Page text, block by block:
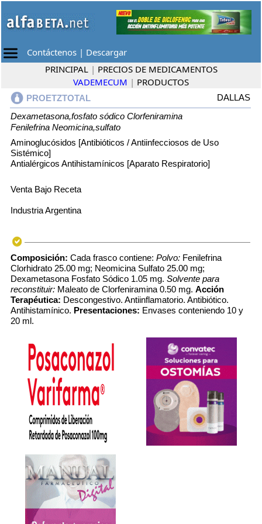
Contáctenos | Descargar
PRINCIPAL | PRECIOS DE MEDICAMENTOS
VADEMECUM | PRODUCTOS
PROETZTOTAL
DALLAS
Dexametasona,fosfato sódico Clorfeniramina
Fenilefrina Neomicina,sulfato
Aminoglucósidos [Antibióticos / Antiinfecciosos de Uso
Sistémico]
Antialérgicos Antihistamínicos [Aparato Respiratorio]
Venta Bajo Receta
Industria Argentina
Composición: Cada frasco contiene: Polvo: Fenilefrina
Clorhidrato 25.00 mg; Neomicina Sulfato 25.00 mg;
Dexametasona Fosfato Sódico 1.05 mg. Solvente para
reconstituir: Maleato de Clorfeniramina 0.50 mg. Acción
Terapéutica: Descongestivo. Antiinflamatorio. Antibiótico.
Antihistamínico. Presentaciones: Envases conteniendo 10 y
20 ml.